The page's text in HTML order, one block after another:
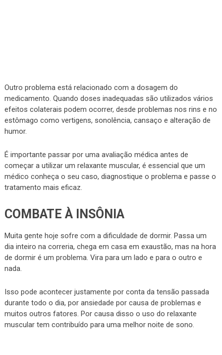
Outro problema está relacionado com a dosagem do
medicamento. Quando doses inadequadas são utilizados vários
efeitos colaterais podem ocorrer, desde problemas nos rins e no
estômago como vertigens, sonolência, cansaço e alteração de
humor.
É importante passar por uma avaliação médica antes de
começar a utilizar um relaxante muscular, é essencial que um
médico conheça o seu caso, diagnostique o problema e passe o
tratamento mais eficaz.
COMBATE À INSÔNIA
Muita gente hoje sofre com a dificuldade de dormir. Passa um
dia inteiro na correria, chega em casa em exaustão, mas na hora
de dormir é um problema. Vira para um lado e para o outro e
nada.
Isso pode acontecer justamente por conta da tensão passada
durante todo o dia, por ansiedade por causa de problemas e
muitos outros fatores. Por causa disso o uso do relaxante
muscular tem contribuído para uma melhor noite de sono.